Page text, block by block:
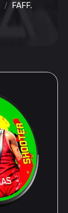
FAFF.